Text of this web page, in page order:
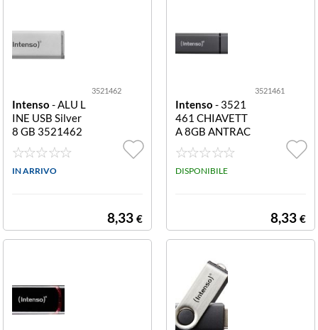
3521462
Intenso - ALU L
INE USB Silver
8 GB 3521462
ALU LINE USB s
ilver 8 GB
IN ARRIVO
8,33 €
3521461
Intenso - 3521
461 CHIAVETT
A 8GB ANTRAC
ITE USB 2.0 CHI
AVETTA 8GB A
NTRACITE USB
DISPONIBILE
8,33 €